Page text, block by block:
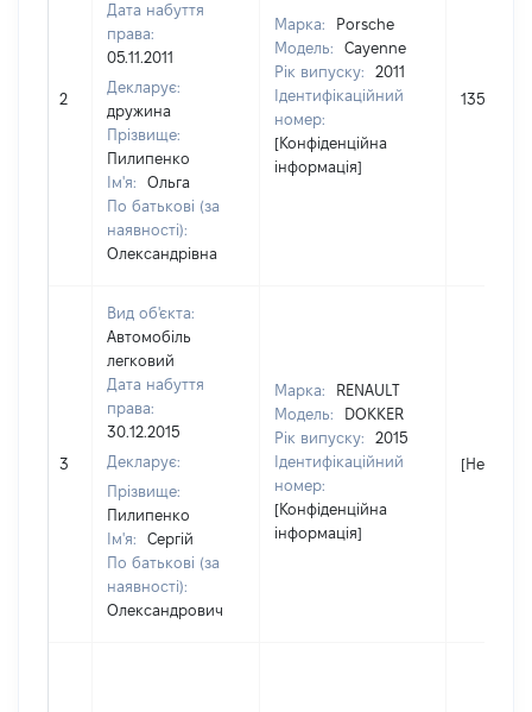
2
Дата набуття
права:
05.11.2011
Декларує:
дружина
Прізвище:
Пилипенко
Ім'я:
Ольга
По батькові (за
наявності):
Олександрівна
Марка:
Porsche
Модель:
Cayenne
Рік випуску:
2011
Ідентифікаційний
номер:
[Конфіденційна
інформація]
1358380
3
Вид об'єкта:
Автомобіль
легковий
Дата набуття
права:
30.12.2015
Декларує:
Прізвище:
Пилипенко
Ім'я:
Сергій
По батькові (за
наявності):
Олександрович
Марка:
RENAULT
Модель:
DOKKER
Рік випуску:
2015
Ідентифікаційний
номер:
[Конфіденційна
інформація]
[Не